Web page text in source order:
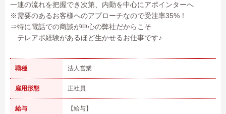
一連の流れを把握でき次第、内勤を中心にアポインターへ
※需要のあるお客様へのアプローチなので受注率35%！
⇒特に電話での商談が中心の弊社だからこそ
テレアポ経験があるほど生かせるお仕事です♪
職種 法人営業
雇用形態 正社員
給与
【給与】